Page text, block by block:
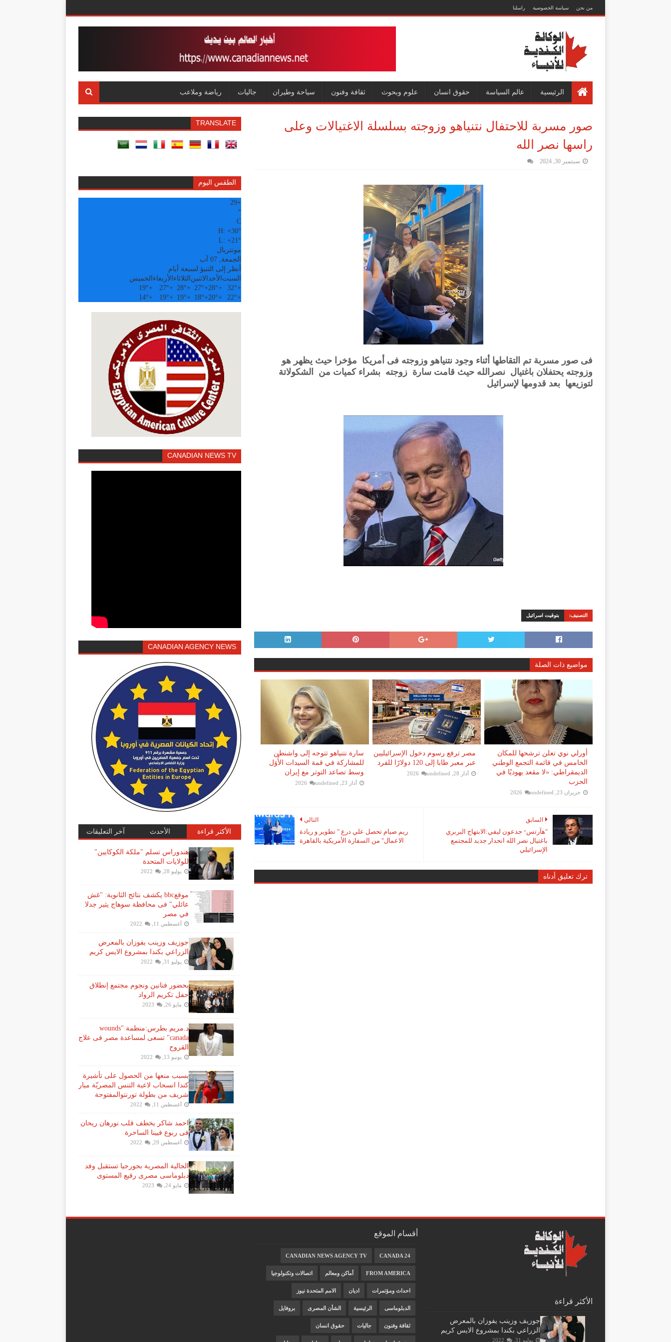
من نحن سياسة الخصوصية راسلنا
الرئيسية عالم السياسة حقوق انسان علوم وبحوث ثقافة وفنون سياحة وطيران جاليات رياضة وملاعب
صور مسربة للاحتفال نتنياهو وزوجته بسلسلة الاغتيالات وعلى
راسها نصر الله
سبتمبر 30, 2024
فى صور مسربة تم التقاطها أثناء وجود نتنياهو وزوجته فى أمريكا مؤخرا حيث يظهر هو
وزوجته يحتفلان باغتيال نصرالله حيث قامت سارة زوجته بشراء كميات من الشكولاتة
لتوزيعها بعد قدومها لإسرائيل
التصنيف: بتوقيت اسرائيل
مواضيع ذات الصلة
أورلي نوي تعلن ترشحها للمكان
الخامس في قائمة التجمع الوطني
الديمقراطي: «لا مقعد يهوديًا في
الحزب
حزيران 23, 2026 undefined
مصر ترفع رسوم دخول الإسرائيليين
عبر معبر طابا إلى 120 دولارًا للفرد
أذار 28, 2026 undefined
سارة نتنياهو تتوجه إلى واشنطن
للمشاركة في قمة السيدات الأُوَل
وسط تصاعد التوتر مع إيران
أذار 23, 2026 undefined
التالي
ريم صيام تحصل علي درع " تطوير و ريادة
الاعمال" من السفارة الأمريكية بالقاهرة
السابق
"هآرتس״ جدعون ليفي:الابتهاج البربري
باغتيال نصر الله انحدار جديد للمجتمع
الإسرائيلي
ترك تعليق أدناه
TRANSLATE
الطقس اليوم
+
29
°
C
H: +30°
L: +21°
مونتريال
الجمعة, 07 آب
أنظر إلى التنبؤ لسبعة أيام
السبت الأحد الاثنين الثلاثاء الأربعاء الخميس
+
32°
+
28°
+
27°
+
28°
+
27°
+
19°
+
22°
+
20°
+
18°
+
19°
+
19°
+
14°
CANADIAN NEWS TV
CANADIAN AGENCY NEWS
الأكثر قراءة الأحدث آخر التعليقات
هندوراس تسلم "ملكة الكوكايين"
للولايات المتحدة
يوليو 28, 2022
موقعbbc يكشف نتائج الثانوية: "غش
عائلي" فى محافظة سوهاج يثير جدلا
في مصر
أغسطس 11, 2022
جوزيف وزينب يفوزان بالمعرض
الزراعي بكندا بمشروع الايس كريم
يوليو 31, 2022
بحضور فنانين ونجوم مجتمع إنطلاق
حفل تكريم الرواد
مايو 26, 2023
د.مريم بطرس:منظمة "wounds
canada" تسعى لمساعدة مصر فى علاج
القروح
يونيو 13, 2022
بسبب منعها من الحصول على تأشيرة
كندا انسحاب لاعبة ​التنس​ المصريّة ​ميار
شريف​ من بطولة ​تورنتو​المفتوحة
أغسطس 11, 2022
احمد شاكر يخطف قلب نورهان ريحان
فى ربوع فيينا الساحرة
أغسطس 29, 2022
الجالية المصرية بجورجيا تستقبل وفد
دبلوماسى مصرى رفيع المستوى
مايو 24, 2023
الأكثر قراءة
جوزيف وزينب يفوزان بالمعرض
الزراعي بكندا بمشروع الايس كريم
يوليو 31, 2022
أقسام الموقع
CANADA 24
CANADIAN NEWS AGENCY TV
FROM AMERICA أماكن ومعالم اتصالات وتكنولوجيا
احداث ومؤتمرات اديان الامم المتحدة نيوز
الدبلوماسى الرئيسية الشأن المصرى بروفايل
ثقافة وفنون جاليات حقوق انسان